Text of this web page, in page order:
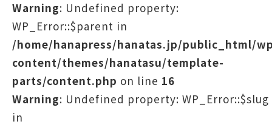
Warning: Undefined property:
WP_Error::$parent in
/home/hanapress/hanatas.jp/public_html/
content/themes/hanatasu/template-
parts/content.php on line 16
Warning: Undefined property: WP_Error::$slug
in